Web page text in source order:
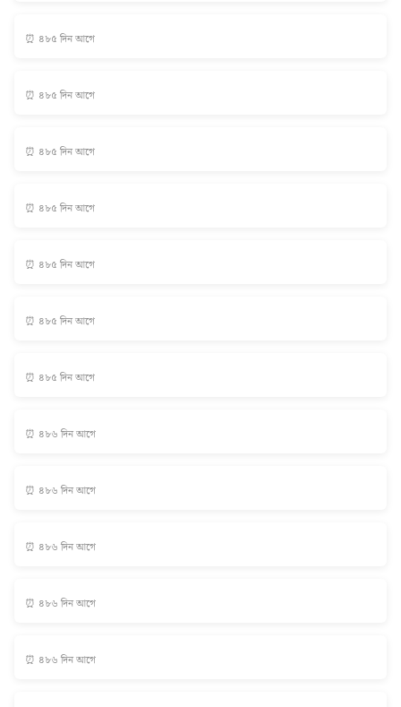
⏰ ৪৮৫ দিন আগে
⏰ ৪৮৫ দিন আগে
⏰ ৪৮৫ দিন আগে
⏰ ৪৮৫ দিন আগে
⏰ ৪৮৫ দিন আগে
⏰ ৪৮৫ দিন আগে
⏰ ৪৮৫ দিন আগে
⏰ ৪৮৬ দিন আগে
⏰ ৪৮৬ দিন আগে
⏰ ৪৮৬ দিন আগে
⏰ ৪৮৬ দিন আগে
⏰ ৪৮৬ দিন আগে